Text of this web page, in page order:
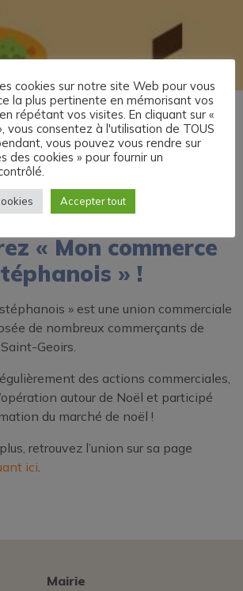
administratives»Commerce»Union
commerciale
commerciale
« Mon commerce
» !
» est une union commerciale
de nombreux commerçants de
Geoirs.
des actions commerciales,
autour de Noël et participé
du marché de noël !
retrouvez l’union sur sa page
ici.
Mairie
cookies sur notre site Web pour vous
la plus pertinente en mémorisant vos
répétant vos visites. En cliquant sur «
vous consentez à l'utilisation de TOUS
vous pouvez vous rendre sur
des cookies » pour fournir un
Accepter tout